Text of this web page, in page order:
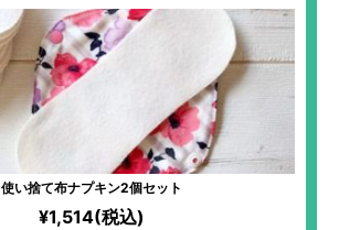
使い捨て布ナプキン2個セット
¥1,514(税込)